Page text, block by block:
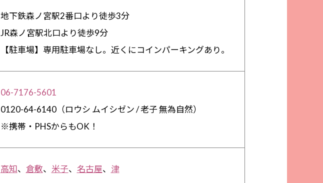
地下鉄森ノ宮駅2番口より徒歩3分
JR森ノ宮駅北口より徒歩9分
【駐車場】専用駐車場なし。近くにコインパーキングあり。
06-7176-5601
0120-64-6140（ロウシ ムイシゼン / 老子 無為自然）
※携帯・PHSからもOK！
高知、 倉敷、 米子、 名古屋、 津